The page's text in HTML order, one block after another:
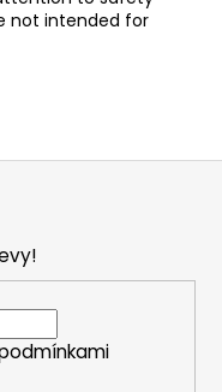
not intended for